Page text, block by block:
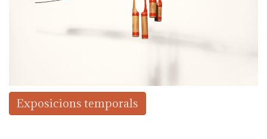
Exposicions temporals